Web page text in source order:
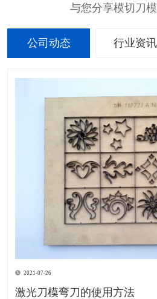
与您分享模切刀
公司动态 行业资讯
2021-07-26
激光刀模弯刀的使用方法